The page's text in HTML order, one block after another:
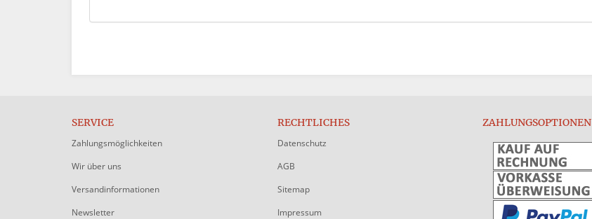
SERVICE
Zahlungsmöglichkeiten
Wir über uns
Versandinformationen
Newsletter
RECHTLICHES
Datenschutz
AGB
Sitemap
Impressum
ZAHLUNGSOPTIONEN